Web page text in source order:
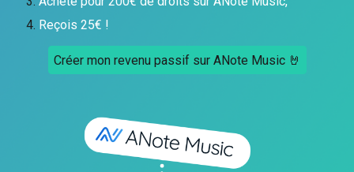
Reçois 25€ !
Créer mon revenu passif sur ANote Music 🤘